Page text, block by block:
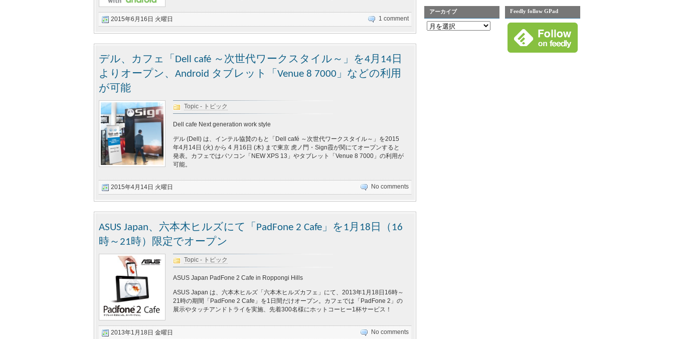
2015年6月16日 火曜日 1 comment
デル、カフェ「Dell café ～次世代ワークスタイル～」を4月14日
よりオープン、Android タブレット「Venue 8 7000」などの利用
が可能
Topic - トピック
Dell cafe Next generation work style
デル (Dell) は、インテル協賛のもと「Dell café ～次世代ワークスタイル～」を2015
年4月14日 (火) から 4 月16日 (木) まで東京 虎ノ門・Sign霞が関にてオープンすると
発表。カフェではパソコン「NEW XPS 13」やタブレット「Venue 8 7000」の利用が
可能。
2015年4月14日 火曜日 No comments
ASUS Japan、六本木ヒルズにて「PadFone 2 Cafe」を1月18日（16
時～21時）限定でオープン
Topic - トピック
ASUS Japan PadFone 2 Cafe in Roppongi Hills
ASUS Japan は、六本木ヒルズ「六本木ヒルズカフェ」にて、2013年1月18日16時～
21時の期間「PadFone 2 Cafe」を1日間だけオープン。カフェでは「PadFone 2」の
展示やタッチアンドトライを実施、先着300名様にホットコーヒー1杯サービス！
2013年1月18日 金曜日 No comments
アーカイブ Feedly follow GPad